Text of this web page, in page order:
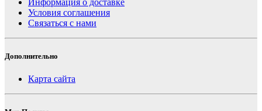
Условия соглашения
Связаться с нами
Дополнительно
Карта сайта